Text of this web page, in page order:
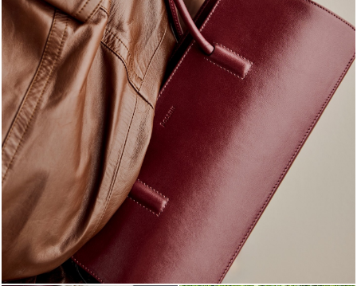
Classy, sassy, trendy - the new Pollini Lady Bag is ...